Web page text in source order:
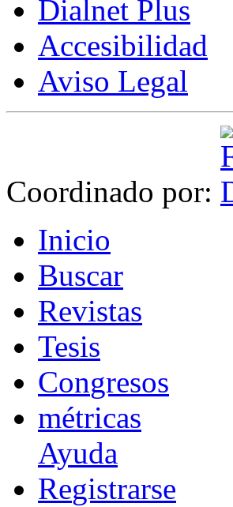
Dialnet Plus
Accesibilidad
Aviso Legal
Coordinado por:
Inicio
Buscar
Revistas
Tesis
Congresos
métricas
Ayuda
Registrarse